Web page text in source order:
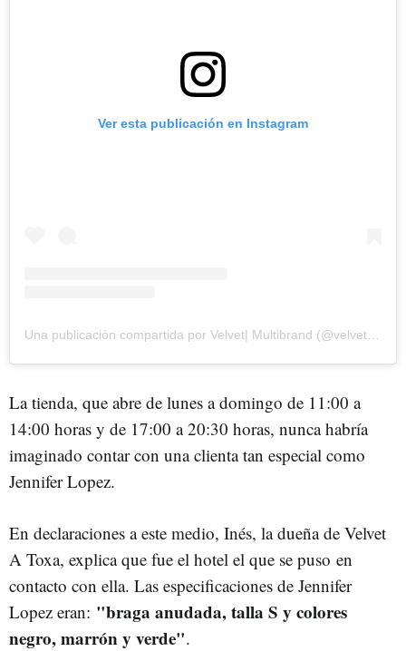
Ver esta publicación en Instagram
La tienda, que abre de lunes a domingo de 11:00 a
14:00 horas y de 17:00 a 20:30 horas, nunca habría
imaginado contar con una clienta tan especial como
Jennifer Lopez.
En declaraciones a este medio, Inés, la dueña de Velvet
A Toxa, explica que fue el hotel el que se puso en
contacto con ella. Las especificaciones de Jennifer
Lopez eran: "braga anudada, talla S y colores
negro, marrón y verde".